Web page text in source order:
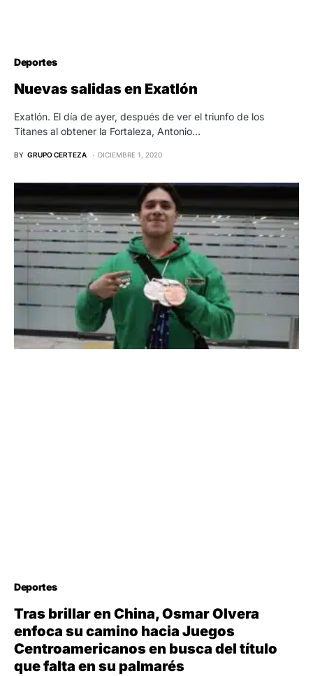
Deportes
Nuevas salidas en Exatlón
Exatlón. El día de ayer, después de ver el triunfo de los
Titanes al obtener la Fortaleza, Antonio…
BY GRUPO CERTEZA DICIEMBRE 1, 2020
Deportes
Tras brillar en China, Osmar Olvera
enfoca su camino hacia Juegos
Centroamericanos en busca del título
que falta en su palmarés